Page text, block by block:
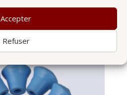
Accepter
Refuser